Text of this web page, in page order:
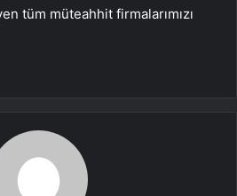
tüm müteahhit firmalarımızı